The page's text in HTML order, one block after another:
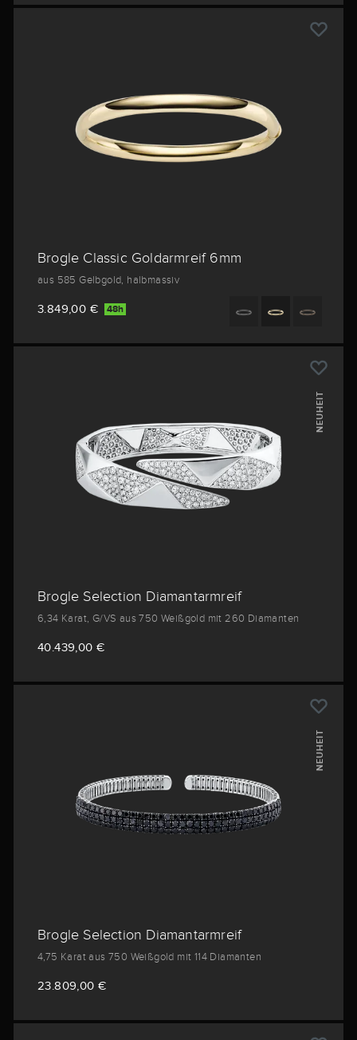
Brogle Classic Goldarmreif 6mm
aus 585 Gelbgold, halbmassiv
3.849,00 € 48h
NEUHEIT
Brogle Selection Diamantarmreif
6,34 Karat, G/VS aus 750 Weißgold mit 260 Diamanten
40.439,00 €
NEUHEIT
Brogle Selection Diamantarmreif
4,75 Karat aus 750 Weißgold mit 114 Diamanten
23.809,00 €